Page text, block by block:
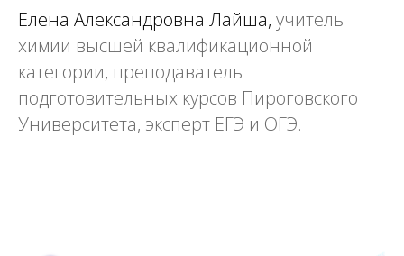
Елена Александровна Лайша, учитель
химии высшей квалификационной
категории, преподаватель
подготовительных курсов Пироговского
Университета, эксперт ЕГЭ и ОГЭ.